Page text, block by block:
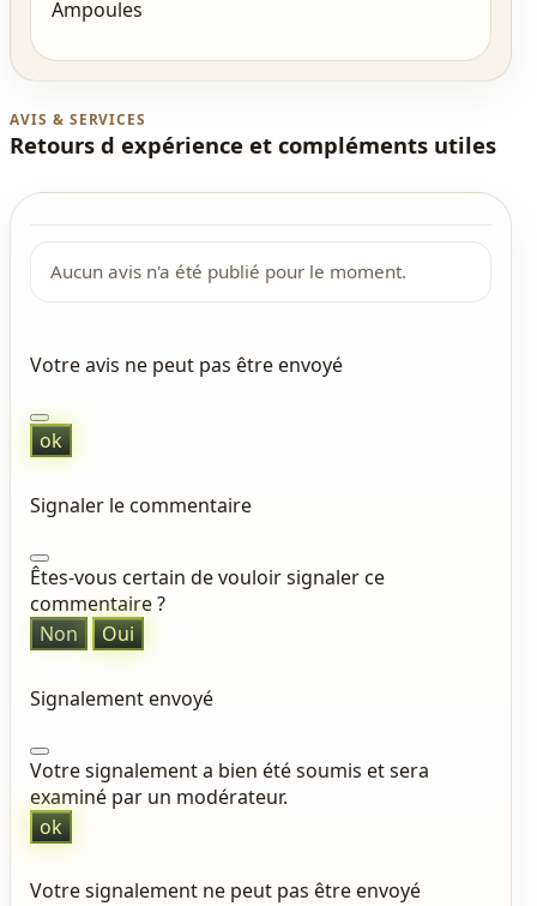
Ampoules
AVIS & SERVICES
Retours d expérience et compléments utiles
Aucun avis n'a été publié pour le moment.
Votre avis ne peut pas être envoyé
ok
Signaler le commentaire
Êtes-vous certain de vouloir signaler ce
commentaire ?
Non
Oui
Signalement envoyé
Votre signalement a bien été soumis et sera
examiné par un modérateur.
ok
Votre signalement ne peut pas être envoyé